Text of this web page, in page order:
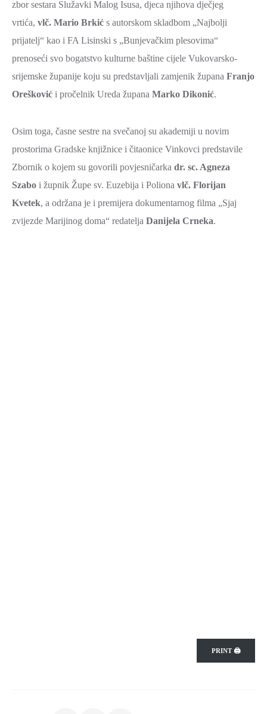
zbor sestara Služavki Malog Isusa, djeca njihova dječjeg
vrtića, vlč. Mario Brkić s autorskom skladbom „Najbolji
prijatelj“ kao i FA Lisinski s „Bunjevačkim plesovima“
prenoseći svo bogatstvo kulturne baštine cijele Vukovarsko-
srijemske županije koju su predstavljali zamjenik župana Franjo
Orešković i pročelnik Ureda župana Marko Dikonić.
Osim toga, časne sestre na svečanoj su akademiji u novim
prostorima Gradske knjižnice i čitaonice Vinkovci predstavile
Zbornik o kojem su govorili povjesničarka dr. sc. Agneza
Szabo i župnik Župe sv. Euzebija i Poliona vlč. Florijan
Kvetek, a održana je i premijera dokumentarnog filma „Sjaj
zvijezde Marijinog doma“ redatelja Danijela Crneka.
PRINT 🖨